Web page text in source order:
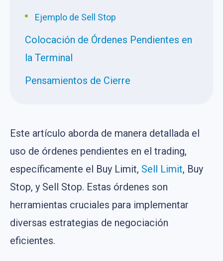
Ejemplo de Sell Stop
Colocación de Órdenes Pendientes en
la Terminal
Pensamientos de Cierre
Este artículo aborda de manera detallada el
uso de órdenes pendientes en el trading,
específicamente el Buy Limit, Sell Limit, Buy
Stop, y Sell Stop. Estas órdenes son
herramientas cruciales para implementar
diversas estrategias de negociación
eficientes.